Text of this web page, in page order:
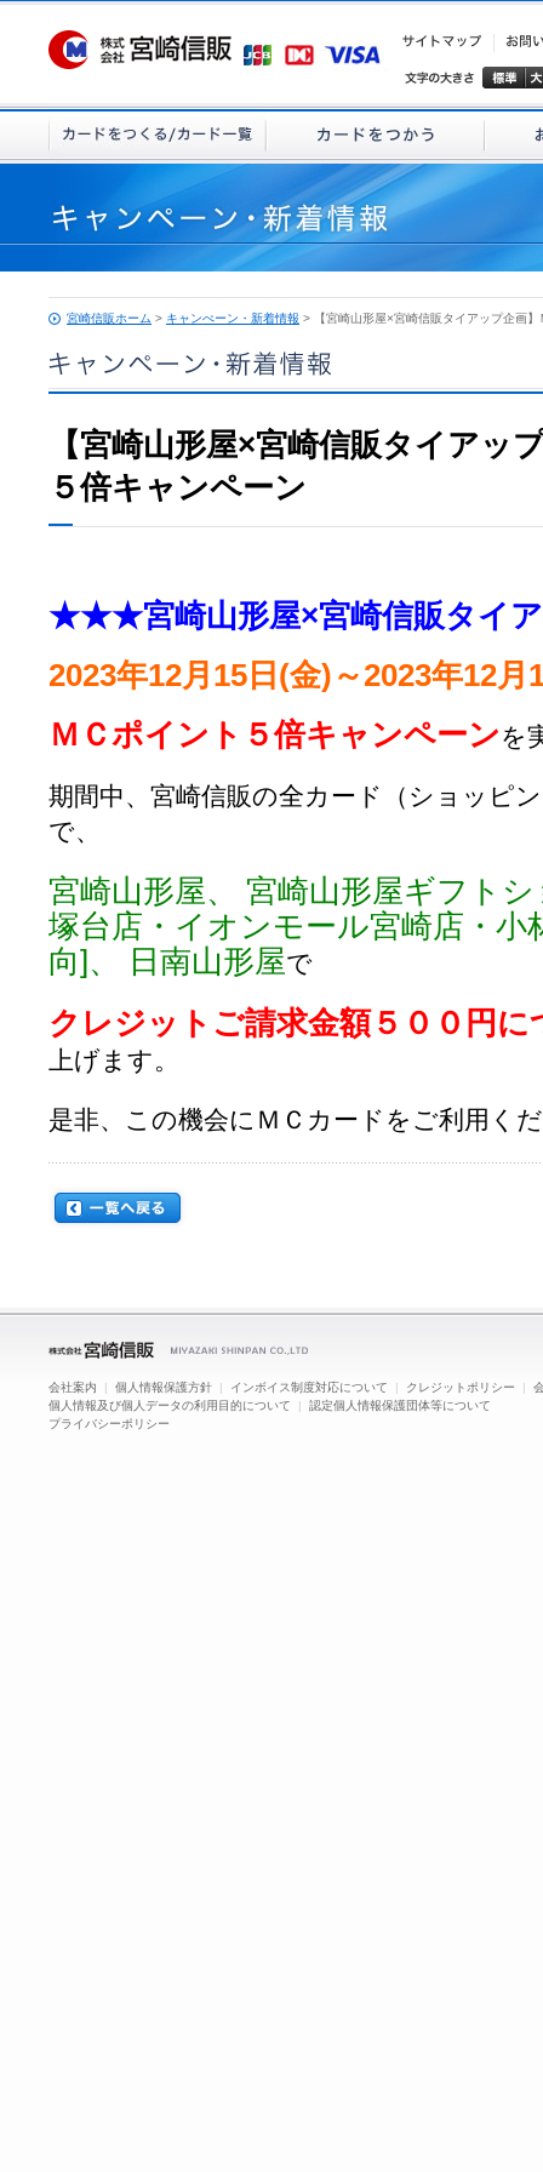
宮崎信販ホーム > キャンぺーン・新着情報 > 【宮崎山形屋×宮崎信販タイアップ企画
【宮崎山形屋×宮崎信販タイアッ
５倍キャンペーン
★★★宮崎山形屋×宮崎信販タイ
2023年12月15日(金)～2023年12月
ＭＣポイント５倍キャンペーンを
期間中、宮崎信販の全カード（ショッピ
で、
宮崎山形屋、 宮崎山形屋ギフト
塚台店・イオンモール宮崎店・小
向]、 日南山形屋で
クレジットご請求金額５００円
上げます。
是非、この機会にＭＣカードをご利用く
会社案内 | 個人情報保護方針 | インボイス制度対応について | クレジットポリシー |
個人情報及び個人データの利用目的について | 認定個人情報保護団体等について
プライバシーポリシー